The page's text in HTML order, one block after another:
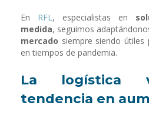
En RFL, especialistas en
medida, seguimos
mercado siempre siendo
en tiempos de pandemia.
La logística
tendencia en